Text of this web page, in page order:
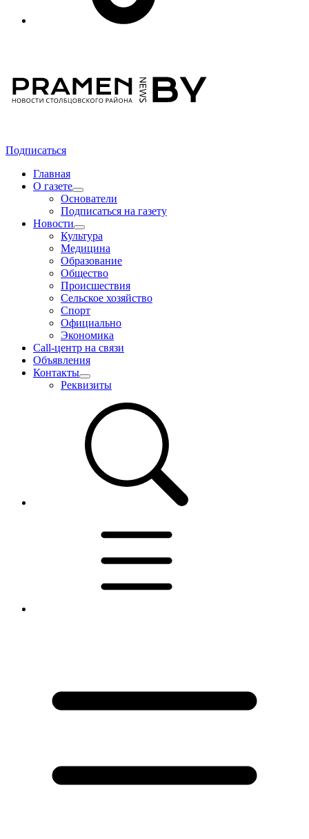
Подписаться
Главная
О газете
Основатели
Подписаться на газету
Новости
Культура
Медицина
Образование
Общество
Происшествия
Сельское хозяйство
Спорт
Официально
Экономика
Call-центр на связи
Объявления
Контакты
Реквизиты